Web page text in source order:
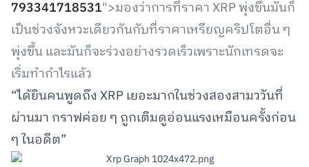
793341718531">มองว่าการที่ราคา XRP พุ่งขึ้นมันก็
เป็นช่วงจังหวะเดียวกันกับที่ราคาเหรียญคริปโตอื่น ๆ
พุ่งขึ้น และมันก็จะร่วงอย่างรวดเร็วเพราะนักเทรดจะ
เริ่มทำกำไรแล้ว
“ได้ยินคนพูดถึง XRP เยอะมากในช่วงสองสามววันที่
ผ่านมา กราฟค่อย ๆ ถูกเติมดูอ่อนแรงเหมือนครั้งก่อน
ๆ ในอดีต”